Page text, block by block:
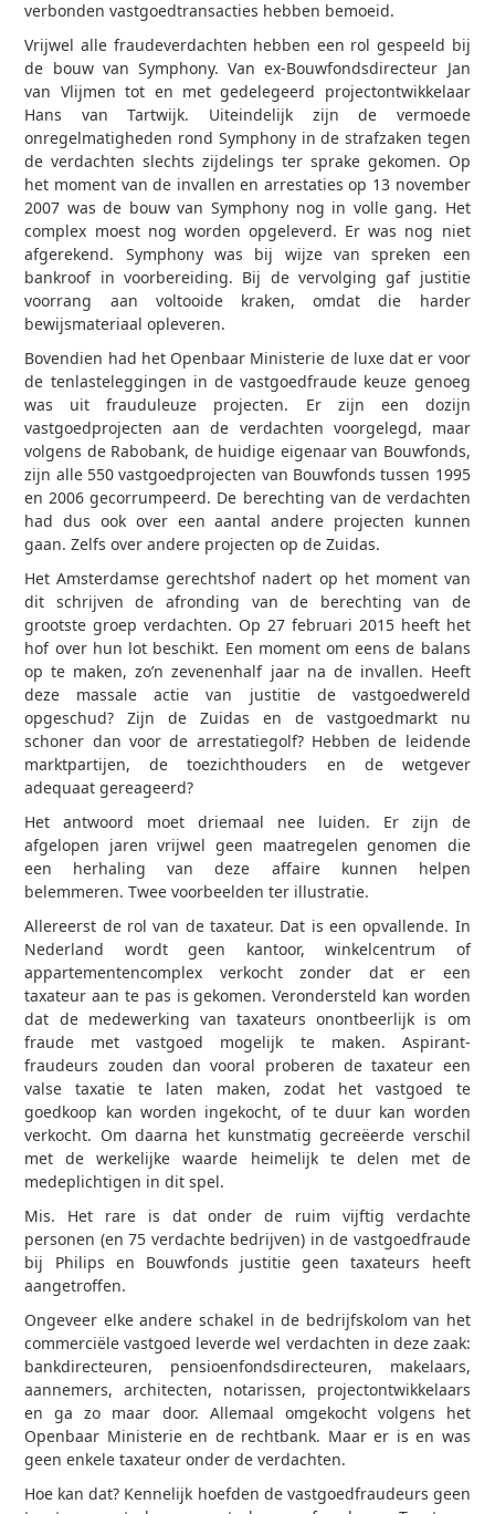
verbonden vastgoedtransacties hebben bemoeid.
Vrijwel alle fraudeverdachten hebben een rol gespeeld bij
de bouw van Symphony. Van ex-Bouwfondsdirecteur Jan
van Vlijmen tot en met gedelegeerd projectontwikkelaar
Hans van Tartwijk. Uiteindelijk zijn de vermoede
onregelmatigheden rond Symphony in de strafzaken tegen
de verdachten slechts zijdelings ter sprake gekomen. Op
het moment van de invallen en arrestaties op 13 november
2007 was de bouw van Symphony nog in volle gang. Het
complex moest nog worden opgeleverd. Er was nog niet
afgerekend. Symphony was bij wijze van spreken een
bankroof in voorbereiding. Bij de vervolging gaf justitie
voorrang aan voltooide kraken, omdat die harder
bewijsmateriaal opleveren.
Bovendien had het Openbaar Ministerie de luxe dat er voor
de tenlasteleggingen in de vastgoedfraude keuze genoeg
was uit frauduleuze projecten. Er zijn een dozijn
vastgoedprojecten aan de verdachten voorgelegd, maar
volgens de Rabobank, de huidige eigenaar van Bouwfonds,
zijn alle 550 vastgoedprojecten van Bouwfonds tussen 1995
en 2006 gecorrumpeerd. De berechting van de verdachten
had dus ook over een aantal andere projecten kunnen
gaan. Zelfs over andere projecten op de Zuidas.
Het Amsterdamse gerechtshof nadert op het moment van
dit schrijven de afronding van de berechting van de
grootste groep verdachten. Op 27 februari 2015 heeft het
hof over hun lot beschikt. Een moment om eens de balans
op te maken, zo’n zevenenhalf jaar na de invallen. Heeft
deze massale actie van justitie de vastgoedwereld
opgeschud? Zijn de Zuidas en de vastgoedmarkt nu
schoner dan voor de arrestatiegolf? Hebben de leidende
marktpartijen, de toezichthouders en de wetgever
adequaat gereageerd?
Het antwoord moet driemaal nee luiden. Er zijn de
afgelopen jaren vrijwel geen maatregelen genomen die
een herhaling van deze affaire kunnen helpen
belemmeren. Twee voorbeelden ter illustratie.
Allereerst de rol van de taxateur. Dat is een opvallende. In
Nederland wordt geen kantoor, winkelcentrum of
appartementencomplex verkocht zonder dat er een
taxateur aan te pas is gekomen. Verondersteld kan worden
dat de medewerking van taxateurs onontbeerlijk is om
fraude met vastgoed mogelijk te maken. Aspirant-
fraudeurs zouden dan vooral proberen de taxateur een
valse taxatie te laten maken, zodat het vastgoed te
goedkoop kan worden ingekocht, of te duur kan worden
verkocht. Om daarna het kunstmatig gecreëerde verschil
met de werkelijke waarde heimelijk te delen met de
medeplichtigen in dit spel.
Mis. Het rare is dat onder de ruim vijftig verdachte
personen (en 75 verdachte bedrijven) in de vastgoedfraude
bij Philips en Bouwfonds justitie geen taxateurs heeft
aangetroffen.
Ongeveer elke andere schakel in de bedrijfskolom van het
commerciële vastgoed leverde wel verdachten in deze zaak:
bankdirecteuren, pensioenfondsdirecteuren, makelaars,
aannemers, architecten, notarissen, projectontwikkelaars
en ga zo maar door. Allemaal omgekocht volgens het
Openbaar Ministerie en de rechtbank. Maar er is en was
geen enkele taxateur onder de verdachten.
Hoe kan dat? Kennelijk hoefden de vastgoedfraudeurs geen